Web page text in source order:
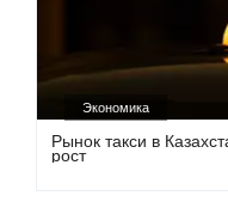
Экономика
Рынок такси в
рост